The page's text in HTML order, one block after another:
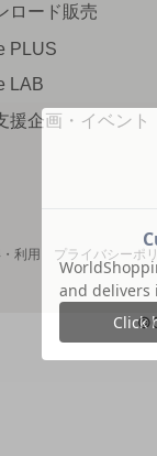
ロード販売
PLUS
LAB
援企画・イベント
利用 プライバシーポ